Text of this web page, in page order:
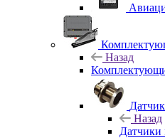
Назад
Назад
Датчики